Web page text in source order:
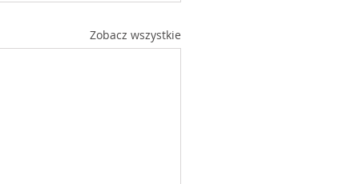
Zobacz wszystkie